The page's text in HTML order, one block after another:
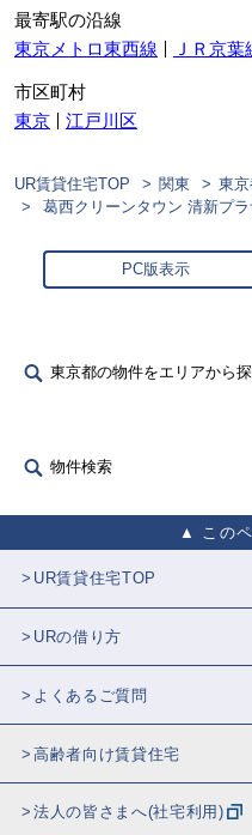
最寄駅の沿線
東京メトロ東西線
ＪＲ京葉
市区町村
東京
江戸川区
UR賃貸住宅TOP 関東 東
葛西クリーンタウン 清新プ
PC版表示
東京都の物件をエリアから
物件検索
この
UR賃貸住宅TOP
URの借り方
よくあるご質問
高齢者向け賃貸住宅
法人の皆さまへ(社宅利用)